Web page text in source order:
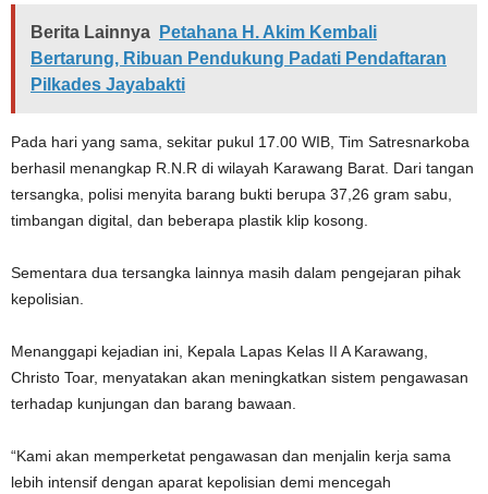
Berita Lainnya
Petahana H. Akim Kembali
Bertarung, Ribuan Pendukung Padati Pendaftaran
Pilkades Jayabakti
Pada hari yang sama, sekitar pukul 17.00 WIB, Tim Satresnarkoba
berhasil menangkap R.N.R di wilayah Karawang Barat. Dari tangan
tersangka, polisi menyita barang bukti berupa 37,26 gram sabu,
timbangan digital, dan beberapa plastik klip kosong.
Sementara dua tersangka lainnya masih dalam pengejaran pihak
kepolisian.
Menanggapi kejadian ini, Kepala Lapas Kelas II A Karawang,
Christo Toar, menyatakan akan meningkatkan sistem pengawasan
terhadap kunjungan dan barang bawaan.
“Kami akan memperketat pengawasan dan menjalin kerja sama
lebih intensif dengan aparat kepolisian demi mencegah